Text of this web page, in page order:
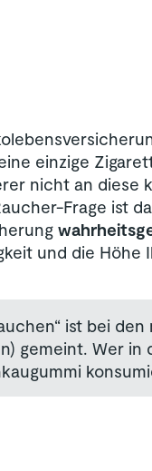
einzige
nicht an diese
Frage ist
und die Höhe
ist bei
gemeint. Wer